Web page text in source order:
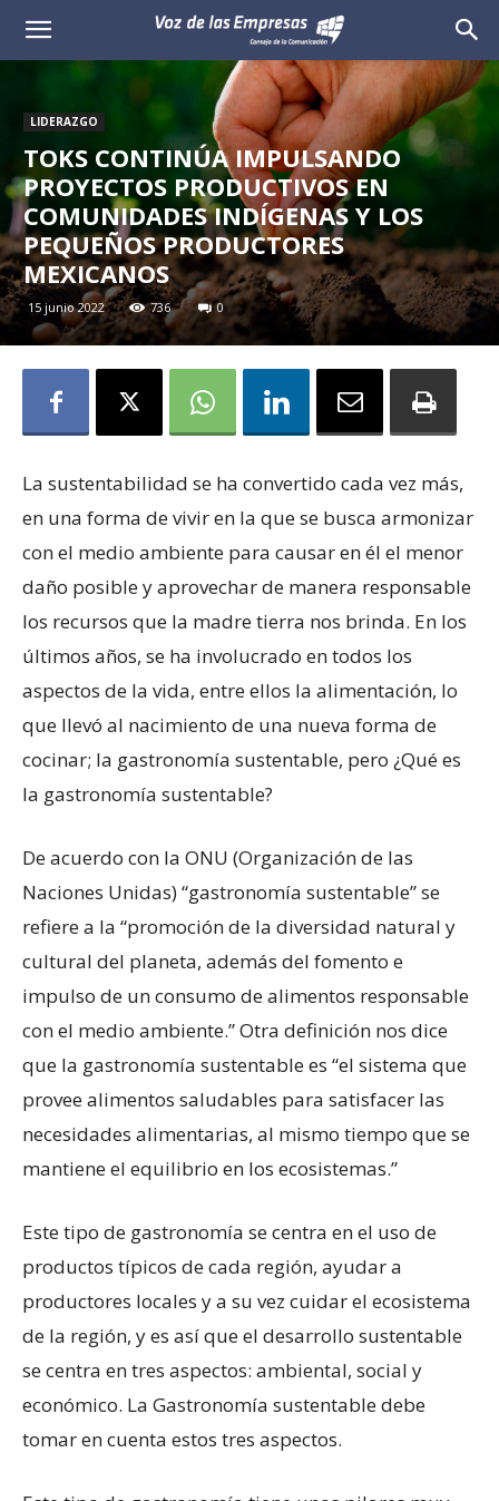
Voz
Empresas
LIDERAZGO
TOKS CONTINÚA IMPULSANDO
PROYECTOS PRODUCTIVOS EN
COMUNIDADES INDÍGENAS Y LOS
PEQUEÑOS PRODUCTORES
MEXICANOS
15 junio 2022 736 0
La sustentabilidad se ha convertido cada vez más,
en una forma de vivir en la que se busca armonizar
con el medio ambiente para causar en él el menor
daño posible y aprovechar de manera responsable
los recursos que la madre tierra nos brinda. En los
últimos años, se ha involucrado en todos los
aspectos de la vida, entre ellos la alimentación, lo
que llevó al nacimiento de una nueva forma de
cocinar; la gastronomía sustentable, pero ¿Qué es
la gastronomía sustentable?
De acuerdo con la ONU (Organización de las
Naciones Unidas) “gastronomía sustentable” se
refiere a la “promoción de la diversidad natural y
cultural del planeta, además del fomento e
impulso de un consumo de alimentos responsable
con el medio ambiente.” Otra definición nos dice
que la gastronomía sustentable es “el sistema que
provee alimentos saludables para satisfacer las
necesidades alimentarias, al mismo tiempo que se
mantiene el equilibrio en los ecosistemas.”
Este tipo de gastronomía se centra en el uso de
productos típicos de cada región, ayudar a
productores locales y a su vez cuidar el ecosistema
de la región, y es así que el desarrollo sustentable
se centra en tres aspectos: ambiental, social y
económico. La Gastronomía sustentable debe
tomar en cuenta estos tres aspectos.